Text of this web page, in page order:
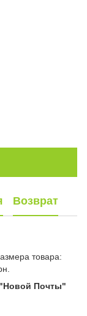
Возврат
товара:
Почты"